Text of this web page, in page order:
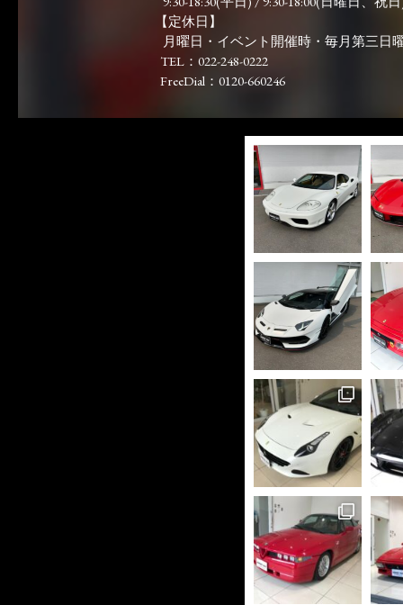
【定休日】
月曜日・イベント開催時・毎月第三日
TEL：022-248-0222
FreeDial：0120-660246